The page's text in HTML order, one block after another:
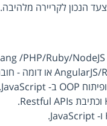
הנכון לקריירה מלהיבה.